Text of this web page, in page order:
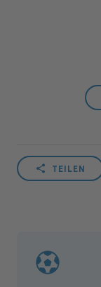
TEILEN